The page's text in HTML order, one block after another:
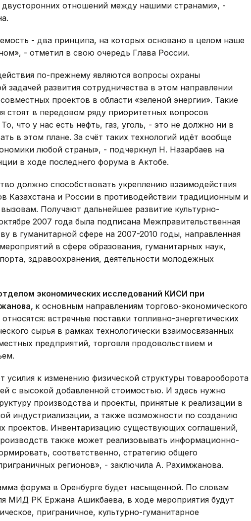
двусторонних отношений между нашими странами», -
- два принципа, на которых основано в целом наше
- отметил в свою очередь Глава России.
по-прежнему являются вопросы охраны
развития сотрудничества в этом направлении
проектов в области «зеленой энергии». Такие
стоят в передовом ряду приоритетных вопросов
То, что у нас есть нефть, газ, уголь, - это не должно ни в
в этом плане. За счёт таких технологий идёт вообще
любой страны», - подчеркнул Н. Назарбаев на
в ходе последнего форума в Актобе.
должно способствовать укреплению взаимодействия
Казахстана и России в противодействии традиционным и
Получают дальнейшее развитие культурно-
2007 года была подписана Межправительственная
в гуманитарной сфере на 2007-2010 годы, направленная
в сфере образования, гуманитарных наук,
здравоохранения, деятельности молодежных
экономических исследований КИСИ при
к основным направлениям торгово-экономического
встречные поставки топливно-энергетических
сырья в рамках технологически взаимосвязанных
предприятий, торговля продовольствием и
усилия к изменению физической структуры товарооборота
с высокой добавленной стоимостью. И здесь нужно
производства и проекты, принятые к реализации в
индустриализации, а также возможности по созданию
проектов. Инвентаризацию существующих соглашений,
также может реализовывать информационно-
соответственно, стратегию общего
регионов», - заключила А. Рахимжанова.
форума в Оренбурге будет насыщенной. По словам
МИД РК Ержана Ашикбаева, в ходе мероприятия будут
приграничное, культурно-гуманитарное